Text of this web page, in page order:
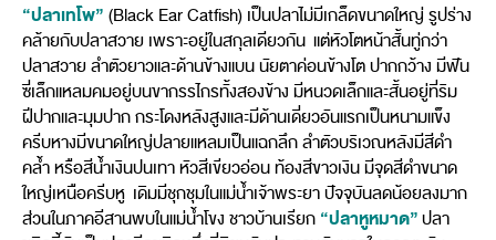
“ปลาเทโพ” (Black Ear Catfish) เป็นปลาไม่มีเกล็ดขนาดใหญ่ รูปร่าง
คล้ายกับปลาสวาย เพราะอยู่ในสกุลเดียวกัน แต่หัวโตหน้าสั้นทู่กว่า
ปลาสวาย ลำตัวยาวและด้านข้างแบน นัยตาค่อนข้างโต ปากกว้าง มีฟัน
ซี่เล็กแหลมคมอยู่บนขากรรไกรทั้งสองข้าง มีหนวดเล็กและสั้นอยู่ที่ริม
ฝีปากและมุมปาก กระโดงหลังสูงและมีด้านเดี่ยวอันแรกเป็นหนามแข็ง
ครีบหางมีขนาดใหญ่ปลายแหลมเป็นแฉกลึก ลำตัวบริเวณหลังมีสีดำ
คล้ำ หรือสีน้ำเงินปนเทา หัวสีเขียวอ่อน ท้องสีขาวเงิน มีจุดสีดำขนาด
ใหญ่เหนือครีบหู เดิมมีชุกชุมในแม่น้ำเจ้าพระยา ปัจจุบันลดน้อยลงมาก
ส่วนในภาคอีสานพบในแม่น้ำโขง ชาวบ้านเรียก “ปลาหูหมาด”ปลา